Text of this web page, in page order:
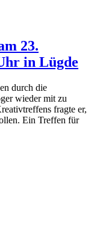
23.
in Lügde
durch die
wieder mit zu
fragte er,
Ein Treffen für